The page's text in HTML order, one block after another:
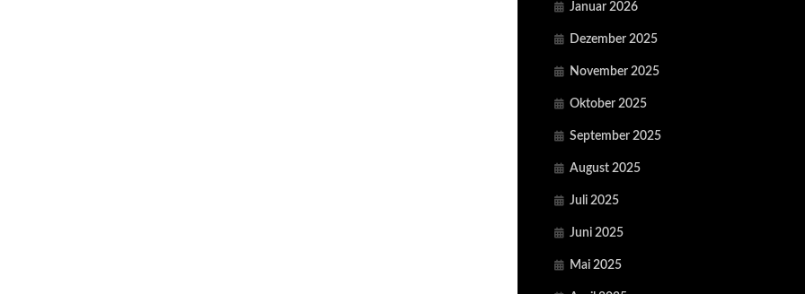
Januar 2026
Dezember 2025
November 2025
Oktober 2025
September 2025
August 2025
Juli 2025
Juni 2025
Mai 2025